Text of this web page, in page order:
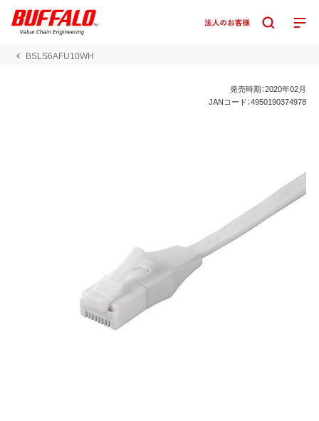
BSLS6AFU10WH
発売時期：2020年02月
JANコード：4950190374978